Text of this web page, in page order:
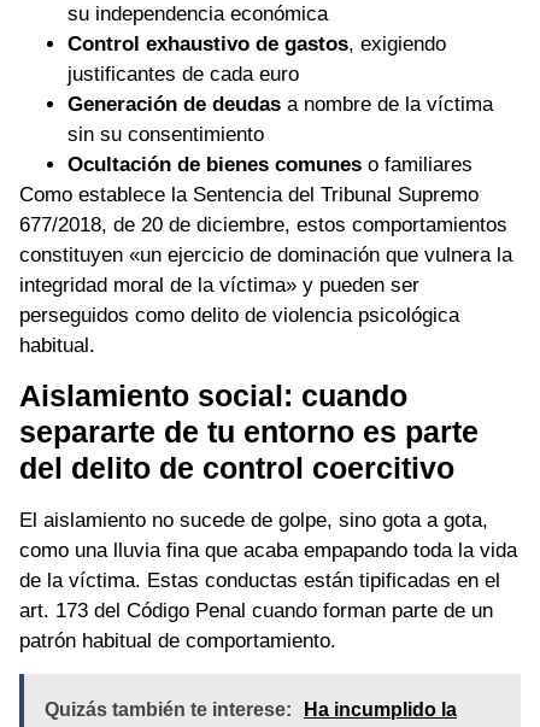
su independencia económica
Control exhaustivo de gastos, exigiendo
justificantes de cada euro
Generación de deudas a nombre de la víctima
sin su consentimiento
Ocultación de bienes comunes o familiares
Como establece la Sentencia del Tribunal Supremo
677/2018, de 20 de diciembre, estos comportamientos
constituyen «un ejercicio de dominación que vulnera la
integridad moral de la víctima» y pueden ser
perseguidos como delito de violencia psicológica
habitual.
Aislamiento social: cuando
separarte de tu entorno es parte
del delito de control coercitivo
El aislamiento no sucede de golpe, sino gota a gota,
como una lluvia fina que acaba empapando toda la vida
de la víctima. Estas conductas están tipificadas en el
art. 173 del Código Penal cuando forman parte de un
patrón habitual de comportamiento.
Quizás también te interese:
Ha incumplido la